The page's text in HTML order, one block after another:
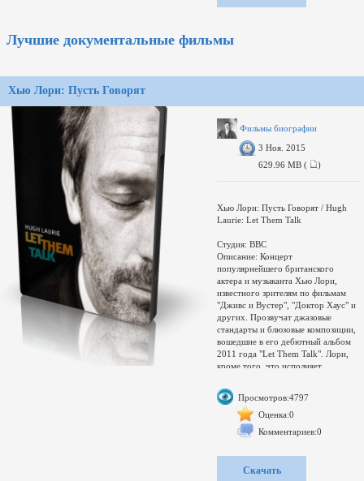
социальные и общественно-
кино, он постоянно бывал на
"Таксист" и "Апокалипсис сегодня".
Лучшие документальные фильмы
Хью Лори: Пусть Говорят
Фильмы биографии
3 Ноя. 2015
629.96 MB (
)
Хью Лори: Пусть Говорят / Hugh
Laurie: Let Them Talk
Студия: BBC
Описание: Концерт
популярнейшего британского
актера и музыканта Хью Лори,
известного зрителям по фильмам
"Дживс и Вустер", "Доктор Хаус" и
других. Прозвучат джазовые
стандарты и блюзовые композиции,
вошедшие в его дебютный альбом
2011 года "Let Them Talk". Лори,
кроме того, что исполняет
фортепиано и гитаре. Также, Хью
Лори прогуляется по улицам
Нового Орлеана и расскажет
зрителям про историю джаза,
связанную с этим городом.
Автор записи: Alexin29
Просмотров:4797
Оценка:0
Комментариев:0
Скачать